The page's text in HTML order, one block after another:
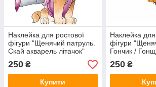
Наклейка для ростової
фігури "Щенячий патруль.
Скай акварель літачок"
80х66 см/інтер'єрна
наклейка (без обрізу по
контуру)
250 ₴
Купити
Наклейка для
фігури
Гончик /
оригінал"
інтер'єрна
обрізу по
250₴